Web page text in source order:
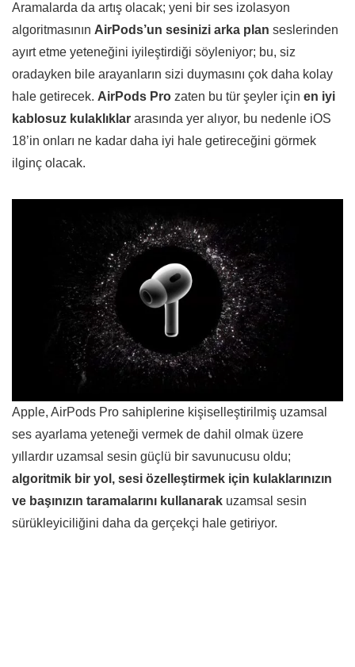
Aramalarda da artış olacak; yeni bir ses izolasyon
algoritmasının AirPods’un sesinizi arka plan seslerinden
ayırt etme yeteneğini iyileştirdiği söyleniyor; bu, siz
oradayken bile arayanların sizi duymasını çok daha kolay
hale getirecek. AirPods Pro zaten bu tür şeyler için en iyi
kablosuz kulaklıklar arasında yer alıyor, bu nedenle iOS
18’in onları ne kadar daha iyi hale getireceğini görmek
ilginç olacak.
Apple, AirPods Pro sahiplerine kişiselleştirilmiş uzamsal
ses ayarlama yeteneği vermek de dahil olmak üzere
yıllardır uzamsal sesin güçlü bir savunucusu oldu;
algoritmik bir yol, sesi özelleştirmek için kulaklarınızın
ve başınızın taramalarını kullanarak uzamsal sesin
sürükleyiciliğini daha da gerçekçi hale getiriyor.